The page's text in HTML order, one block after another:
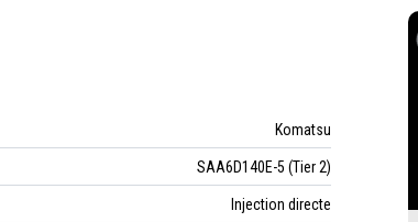
Komatsu
SAA6D140E-5 (Tier 2)
Injection directe